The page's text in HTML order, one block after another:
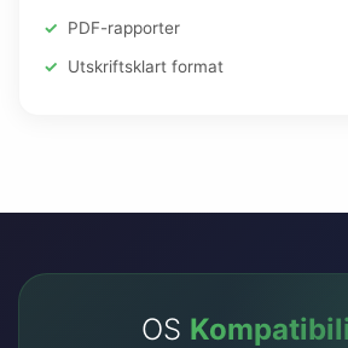
PDF-rapporter
Utskriftsklart format
OS